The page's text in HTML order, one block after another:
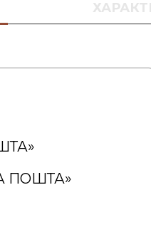
ПОШТА»